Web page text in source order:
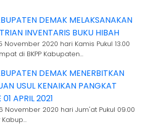
DEMAK MELAKSANAKAN
INVENTARIS BUKU HIBAH
November 2020 hari Kamis Pukul 13.00
di BKPP Kabupaten…
DEMAK MENERBITKAN
USUL KENAIKAN PANGKAT
01 APRIL 2021
November 2020 hari Jum'at Pukul 09.00
Kabup…